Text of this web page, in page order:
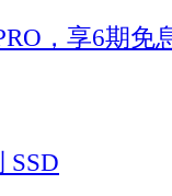
，享6期免
SSD